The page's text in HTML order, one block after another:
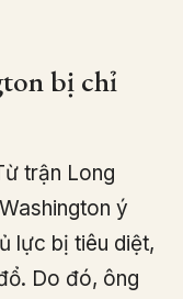
bị chỉ
trận Long
ý
lực bị tiêu diệt,
Do đó, ông